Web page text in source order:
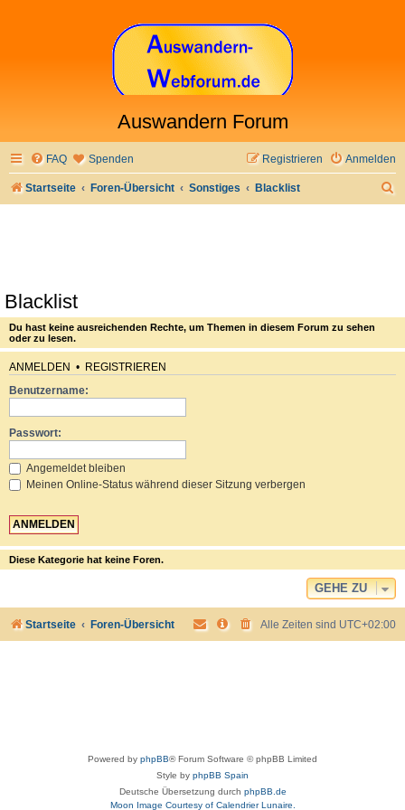
Auswandern Forum
FAQ Spenden Anmelden
Registrieren
Startseite Foren-Übersicht Sonstiges Blacklist
Blacklist
Du hast keine ausreichenden Rechte, um Themen in diesem Forum zu sehen
oder zu lesen.
ANMELDEN • REGISTRIEREN
Benutzername:
Passwort:
Angemeldet bleiben
Meinen Online-Status während dieser Sitzung verbergen
Diese Kategorie hat keine Foren.
GEHE ZU
Startseite Foren-Übersicht Alle Zeiten sind UTC+02:00
Powered by phpBB® Forum Software © phpBB Limited
Style by phpBB Spain
Deutsche Übersetzung durch phpBB.de
Moon Image Courtesy of Calendrier Lunaire.